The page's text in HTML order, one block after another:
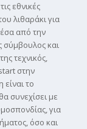
εθνικές
λιθαράκι για
από την
σύµβουλος και
τεχνικός,
στην
το
συνεχίσει µε
για
όσο και